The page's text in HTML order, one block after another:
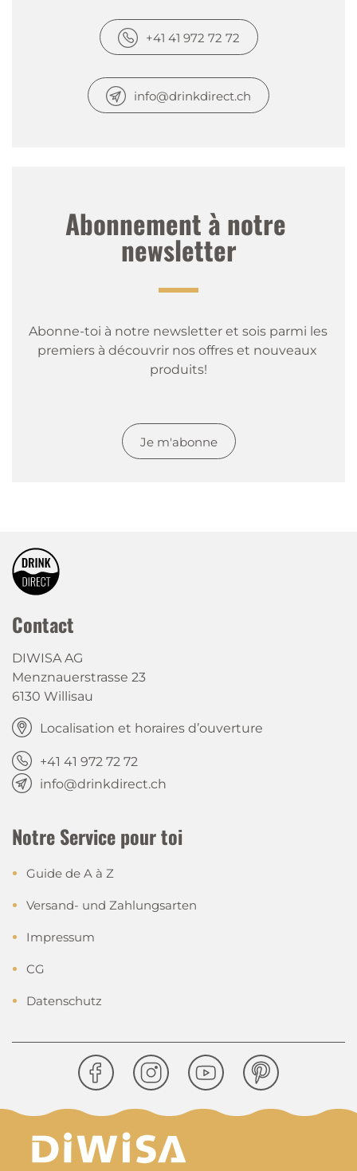
+41 41 972 72 72
info@drinkdirect.ch
Abonnement à notre
newsletter
Abonne-toi à notre newsletter et sois parmi les
premiers à découvrir nos offres et nouveaux
produits!
Je m'abonne
Contact
DIWISA AG
Menznauerstrasse 23
6130 Willisau
Localisation et horaires d’ouverture
+41 41 972 72 72
info@drinkdirect.ch
Notre Service pour toi
Guide de A à Z
Versand- und Zahlungsarten
Impressum
CG
Datenschutz